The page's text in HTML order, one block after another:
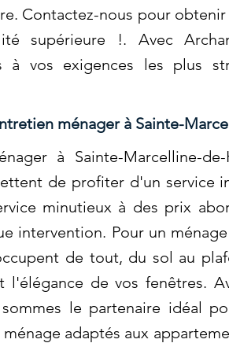
Contactez-nous pour
supérieure !. Avec
à vos exigences les plus
ménager à Sainte-
à Sainte-Marcelline-
de profiter d'un service
minutieux à des prix
intervention. Pour un
de tout, du sol au
l'élégance de vos fenêtres.
le partenaire idéal
adaptés aux